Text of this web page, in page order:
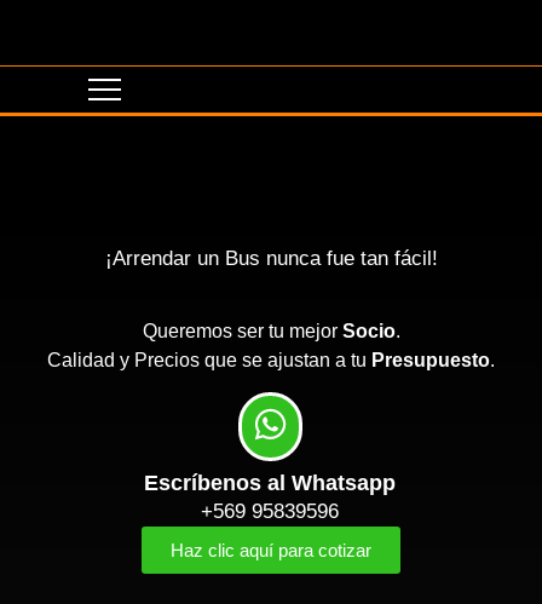
¡Arrendar un Bus nunca fue tan fácil!
Queremos ser tu mejor Socio.
Calidad y Precios que se ajustan a tu Presupuesto.
Escríbenos al Whatsapp
+569 95839596
Haz clic aquí para cotizar